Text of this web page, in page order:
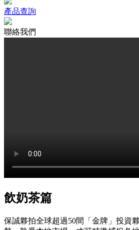
產品查詢
聯絡我們
飲奶茶篇
保誠夥拍全球超過50間「金牌」投資